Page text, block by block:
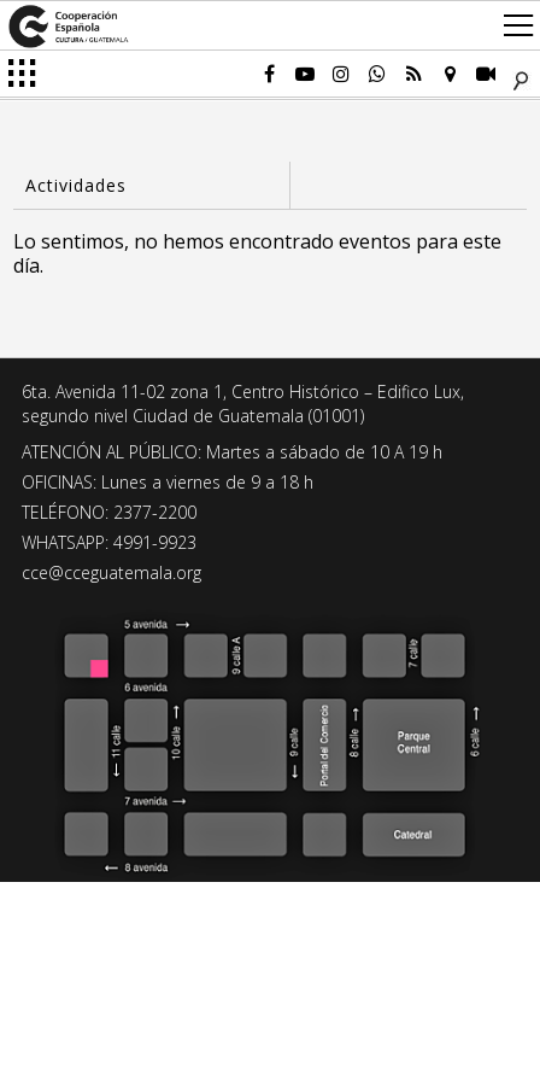
Lo sentimos, no hemos encontrado eventos para este
día.
6ta. Avenida 11-02 zona 1, Centro Histórico – Edifico Lux,
segundo nivel Ciudad de Guatemala (01001)
ATENCIÓN AL PÚBLICO: Martes a sábado de 10 A 19 h
OFICINAS: Lunes a viernes de 9 a 18 h
TELÉFONO: 2377-2200
WHATSAPP: 4991-9923
cce@cceguatemala.org